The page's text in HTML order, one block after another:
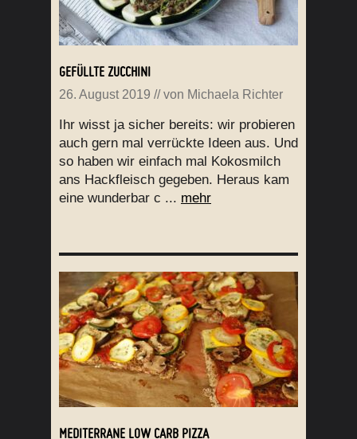
GEFÜLLTE ZUCCHINI
26. August 2019 // von Michaela Richter
Ihr wisst ja sicher bereits: wir probieren
auch gern mal verrückte Ideen aus. Und
so haben wir einfach mal Kokosmilch
ans Hackfleisch gegeben. Heraus kam
eine wunderbar c ... mehr
MEDITERRANE LOW CARB PIZZA